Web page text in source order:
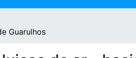
Guarulhos